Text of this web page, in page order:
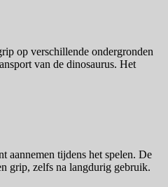
op verschillende ondergronden
van de dinosaurus. Het
aannemen tijdens het spelen. De
grip, zelfs na langdurig gebruik.